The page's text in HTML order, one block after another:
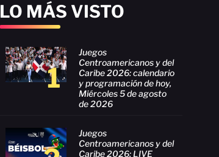
LO MÁS VISTO
1
Juegos
Centroamericanos y del
Caribe 2026: calendario
y programación de hoy,
Miércoles 5 de agosto
de 2026
Juegos
Centroamericanos y del
Caribe 2026: LIVE